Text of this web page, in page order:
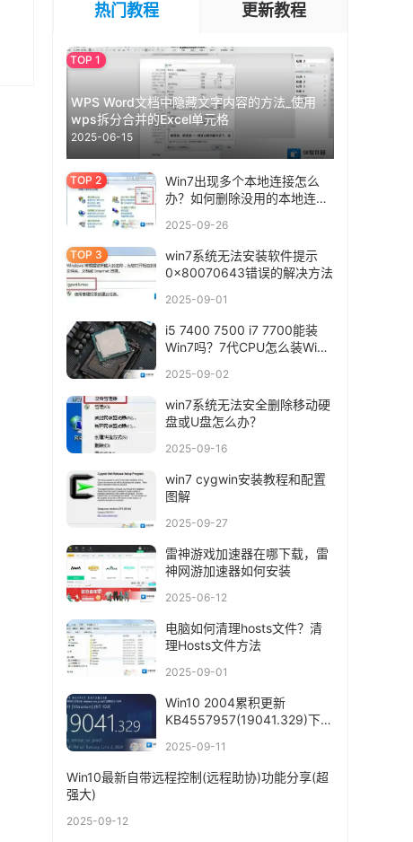
热门教程 更新教程
WPS Word文档中隐藏文字内容的方法_使用
wps拆分合并的Excel单元格
2025-06-15
Win7出现多个本地连接怎么
办？如何删除没用的本地连
2025-09-26
win7系统无法安装软件提示
0x80070643错误的解决方法
2025-09-01
i5 7400 7500 i7 7700能装
Win7吗？7代CPU怎么装Win7
2025-09-02
win7系统无法安全删除移动硬
盘或U盘怎么办？
2025-09-16
win7 cygwin安装教程和配置
图解
2025-09-27
雷神游戏加速器在哪下载，雷
神网游加速器如何安装
2025-06-12
电脑如何清理hosts文件？清
理Hosts文件方法
2025-09-01
Win10 2004累积更新
KB4557957(19041.329)下载
2025-09-11
Win10最新自带远程控制(远程助协)功能分享(超
强大)
2025-09-12